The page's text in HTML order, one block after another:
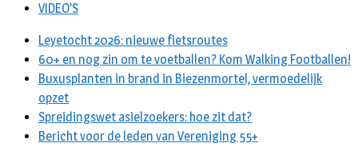
VIDEO’S
Leyetocht 2026: nieuwe fietsroutes
60+ en nog zin om te voetballen? Kom Walking Footballen!
Buxusplanten in brand in Biezenmortel, vermoedelijk
opzet
Spreidingswet asielzoekers: hoe zit dat?
Bericht voor de leden van Vereniging 55+